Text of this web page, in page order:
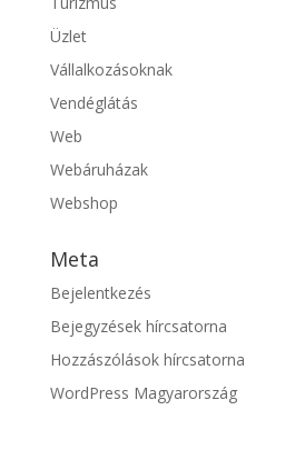
Üzlet
Vállalkozásoknak
Vendéglátás
Web
Webáruházak
Webshop
Meta
Bejelentkezés
Bejegyzések hírcsatorna
Hozzászólások hírcsatorna
WordPress Magyarország